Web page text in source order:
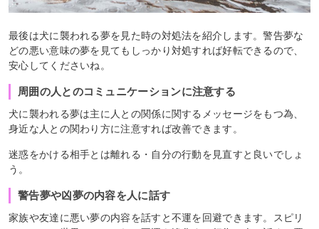
最後は犬に襲われる夢を見た時の対処法を紹介します。警告夢な
どの悪い意味の夢を見てもしっかり対処すれば好転できるので、
安心してくださいね。
周囲の人とのコミュニケーションに注意する
犬に襲われる夢は主に人との関係に関するメッセージをもつ為、
身近な人との関わり方に注意すれば改善できます。
迷惑をかける相手とは離れる・自分の行動を見直すと良いでしょ
う。
警告夢や凶夢の内容を人に話す
家族や友達に悪い夢の内容を話すと不運を回避できます。スピリ